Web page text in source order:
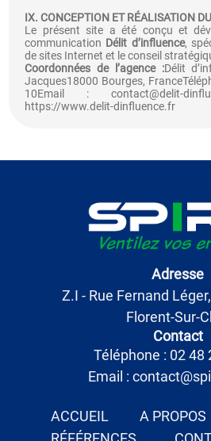
IX. CONCEPTION ET RÉALISATION
Le présent site a été conçu et
communication Délit d’influence,
de sites Internet et le conseil
Coordonnées de l’agence :Délit
Jacques18000 Bourges,
10Email : contact@delit-
https://www.delit-dinfluence.fr
Adresse
Z.I - Rue Fernand
Florent-Sur-
Contact
Téléphone : 02 48
Email :
ACCUEIL A PROPOS